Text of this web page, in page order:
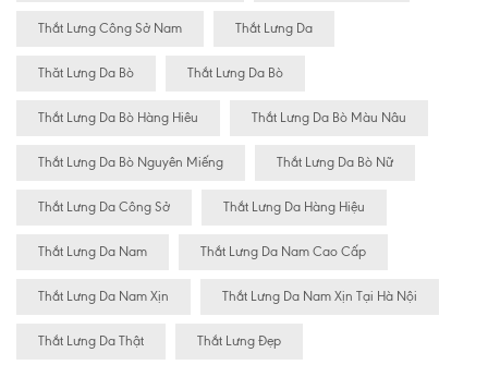
Thắt Lưng Công Sở Nam Thắt Lưng Da
Thăt Lưng Da Bò Thắt Lưng Da Bò
Thắt Lưng Da Bò Hàng Hiêu Thắt Lưng Da Bò Màu Nâu
Thắt Lưng Da Bò Nguyên Miếng Thắt Lưng Da Bò Nữ
Thắt Lưng Da Công Sở Thắt Lưng Da Hàng Hiệu
Thắt Lưng Da Nam Thắt Lưng Da Nam Cao Cấp
Thắt Lưng Da Nam Xịn Thắt Lưng Da Nam Xịn Tại Hà Nội
Thắt Lưng Da Thật Thắt Lưng Đẹp